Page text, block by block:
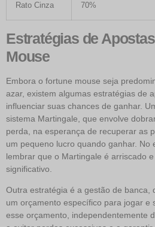
Rato Cinza 70%
Estratégias de
Mouse
Embora o fortune mouse seja
azar, existem algumas estratégias de
influenciar suas chances de ganhar.
sistema Martingale, que envolve
perda, na esperança de recuperar as
um pequeno lucro quando ganhar. No
lembrar que o Martingale é arriscado
significativo.
Outra estratégia é a gestão de banca,
um orçamento específico para jogar e
esse orçamento, independentemente